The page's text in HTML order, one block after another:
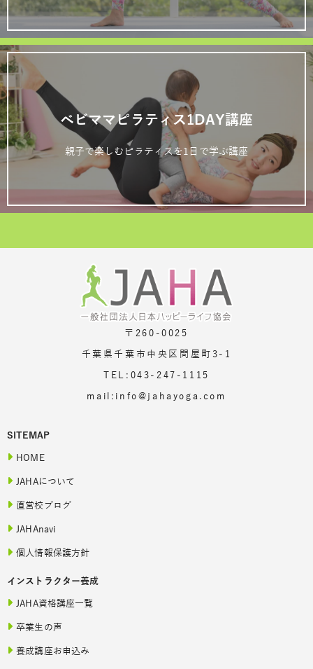
ベビママピラティス1DAY講座
親子で楽しむピラティスを1日で学ぶ講座
〒260-0025
千葉県千葉市中央区問屋町3-1
TEL:043-247-1115
mail:info@jahayoga.com
SITEMAP
HOME
JAHAについて
直営校ブログ
JAHAnavi
個人情報保護方針
インストラクター養成
JAHA資格講座一覧
卒業生の声
養成講座お申込み